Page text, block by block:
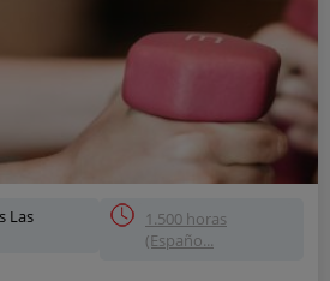
Las
1.500 horas
(Españo...